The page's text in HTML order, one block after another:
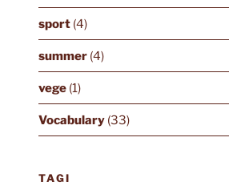
sport(4)
summer(4)
vege(1)
Vocabulary(33)
TAGI